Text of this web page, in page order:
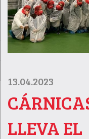
13.04.2023
LLEVA EL